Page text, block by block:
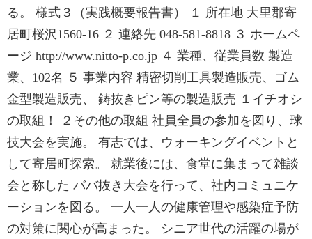
る。 様式３（実践概要報告書） １ 所在地 大里郡寄
居町桜沢1560-16 ２ 連絡先 048-581-8818 ３ ホームペ
ージ http://www.nitto-p.co.jp ４ 業種、従業員数 製造
業、102名 ５ 事業内容 精密切削工具製造販売、ゴム
金型製造販売、 鋳抜きピン等の製造販売 １イチオシ
の取組！ ２その他の取組 社員全員の参加を図り、球
技大会を実施。 有志では、ウォーキングイベントと
して寄居町探索。 就業後には、食堂に集まって雑談
会と称した ババ抜き大会を行って、社内コミュニケ
ーションを図る。 一人一人の健康管理や感染症予防
の対策に関心が高まった。 シニア世代の活躍の場が